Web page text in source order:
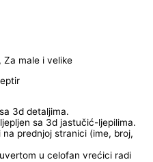
Za male i velike
3d detaljima.
sa 3d jastučić-ljepilima.
prednjoj stranici (ime, broj,
u celofan vrećici radi